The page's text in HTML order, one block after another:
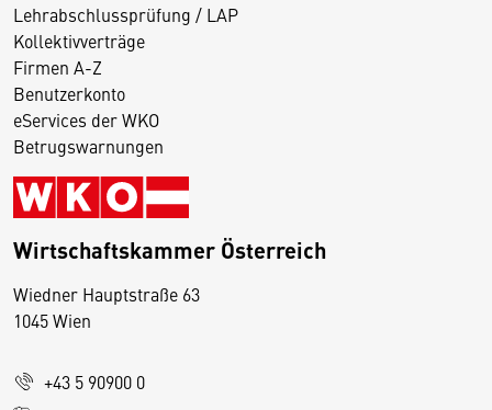
Lehrabschlussprüfung / LAP
Kollektivverträge
Firmen A-Z
Benutzerkonto
eServices der WKO
Betrugswarnungen
Wirtschaftskammer Österreich
Wiedner Hauptstraße 63
1045 Wien
+43 5 90900 0
D
s